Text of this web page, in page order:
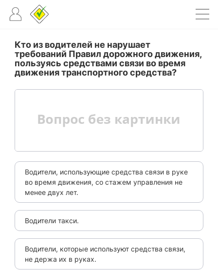
Кто из водителей не нарушает
требований Правил дорожного движения,
пользуясь средствами связи во время
движения транспортного средства?
Водители, использующие средства связи в руке
во время движения, со стажем управления не
менее двух лет.
Водители такси.
Водители, которые используют средства связи,
не держа их в руках.